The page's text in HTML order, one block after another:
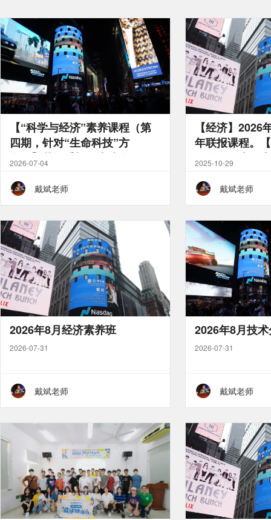
【“科学与经济”素养课程（第
四期，针对“生命科技”方
向）】苹果手机用户请在微信
2026-07-04
戴斌老师
【经济】2026
年联报课程。
可在微信小程
2025-10-29
戴斌老师
2026年8月经济素养班
2026-07-31
戴斌老师
2026年8月技
2026-07-31
戴斌老师